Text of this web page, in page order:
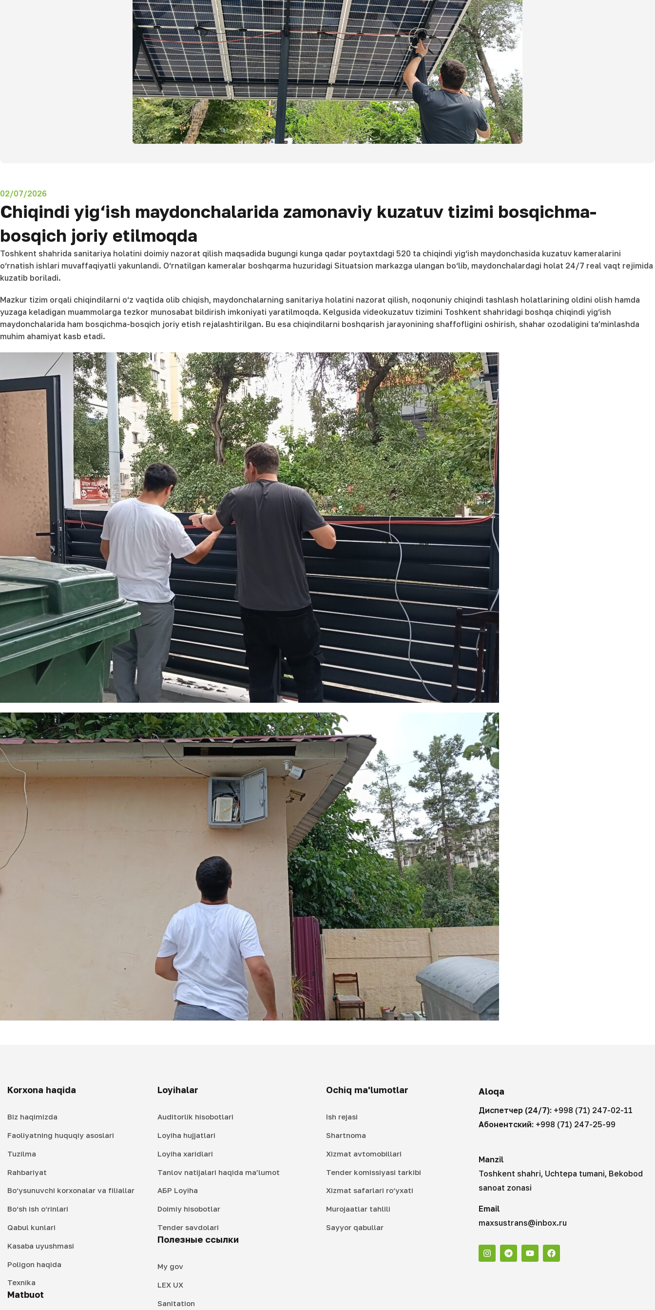
02/07/2026
Chiqindi yig‘ish maydonchalarida zamonaviy kuzatuv tizimi bosqichma-
bosqich joriy etilmoqda
Toshkent shahrida sanitariya holatini doimiy nazorat qilish maqsadida bugungi kunga qadar poytaxtdagi 520 ta chiqindi yig‘ish maydonchasida kuzatuv kameralarini
o‘rnatish ishlari muvaffaqiyatli yakunlandi. O‘rnatilgan kameralar boshqarma huzuridagi Situatsion markazga ulangan bo‘lib, maydonchalardagi holat 24/7 real vaqt rejimida
kuzatib boriladi.
Mazkur tizim orqali chiqindilarni o‘z vaqtida olib chiqish, maydonchalarning sanitariya holatini nazorat qilish, noqonuniy chiqindi tashlash holatlarining oldini olish hamda
yuzaga keladigan muammolarga tezkor munosabat bildirish imkoniyati yaratilmoqda. Kelgusida videokuzatuv tizimini Toshkent shahridagi boshqa chiqindi yig‘ish
maydonchalarida ham bosqichma-bosqich joriy etish rejalashtirilgan. Bu esa chiqindilarni boshqarish jarayonining shaffofligini oshirish, shahar ozodaligini ta’minlashda
muhim ahamiyat kasb etadi.
Korxona haqida
Biz haqimizda
Faoliyatning huquqiy asoslari
Tuzilma
Rahbariyat
Bo‘ysunuvchi korxonalar va filiallar
Bo‘sh ish o‘rinlari
Qabul kunlari
Kasaba uyushmasi
Poligon haqida
Texnika
Matbuot
Loyihalar
Auditorlik hisobotlari
Loyiha hujjatlari
Loyiha xaridlari
Tanlov natijalari haqida ma’lumot
АБР Loyiha
Doimiy hisobotlar
Tender savdolari
Полезные ссылки
My gov
LEX UX
Sanitation
Ochiq ma'lumotlar
Ish rejasi
Shartnoma
Xizmat avtomobillari
Tender komissiyasi tarkibi
Xizmat safarlari ro‘yxati
Murojaatlar tahlili
Sayyor qabullar
Aloqa
Диспетчер (24/7): +998 (71) 247-02-11
Абонентский: +998 (71) 247-25-99
Manzil
Toshkent shahri, Uchtepa tumani, Bekobod
sanoat zonasi
Email
maxsustrans@inbox.ru